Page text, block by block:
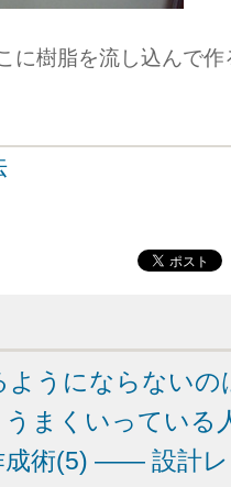
に樹脂を流し込んで作
ようにならない
まくいっている
成術(5) ―― 設計